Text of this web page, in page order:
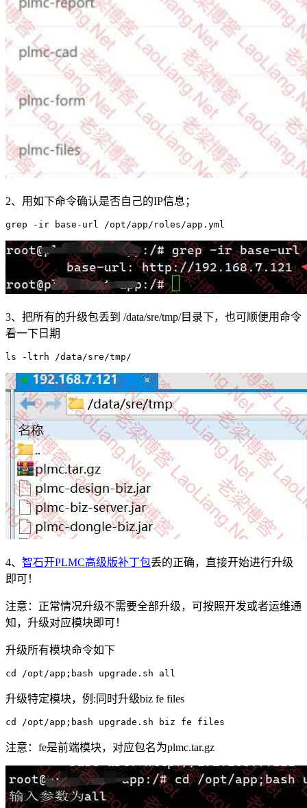
2、用如下命令确认是否自己的IP信息；
grep -ir base-url /opt/app/roles/app.yml
3、把所有的升级包丢到 /data/sre/tmp/目录下，也可顺便用命令
看一下日期
ls -ltrh /data/sre/tmp/
4、 智石开PLMC高级版补丁包丢的正确，直接开始进行升级
即可！
注意：正常情况升级不需要全部升级，可按照开发或者运维通
知，升级对应模块即可！
升级所有模块命令如下
cd /opt/app;bash upgrade.sh all
升级特定模块，例:同时升级biz fe files
cd /opt/app;bash upgrade.sh biz fe files
注意：fe是前端模块，对应包名为plmc.tar.gz